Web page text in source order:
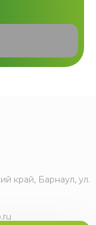
край, Барнаул, ул.